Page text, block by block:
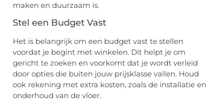
maken en duurzaam is.
Stel een Budget Vast
Het is belangrijk om een budget vast te stellen
voordat je begint met winkelen. Dit helpt je om
gericht te zoeken en voorkomt dat je wordt verleid
door opties die buiten jouw prijsklasse vallen. Houd
ook rekening met extra kosten, zoals de installatie en
onderhoud van de vloer.